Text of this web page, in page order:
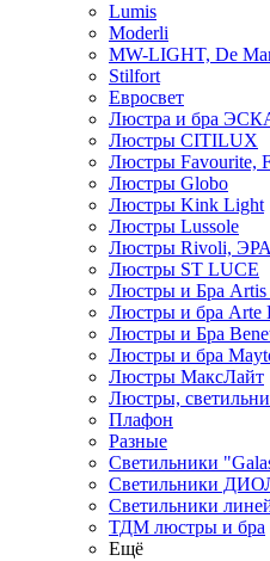
Lumis
Moderli
MW-LIGHT, De
Stilfort
Евросвет
Люстра и бра
Люстры CITILUX
Люстры Favourite,
Люстры Globo
Люстры Kink Light
Люстры Lussole
Люстры Rivoli, ЭРА
Люстры ST LUCE
Люстры и Бра Artis
Люстры и бра Arte
Люстры и Бра
Люстры и бра
Люстры МаксЛайт
Люстры,
Плафон
Разные
Светильники
Светильники
Светильники
ТДМ люстры и бра
Ещё